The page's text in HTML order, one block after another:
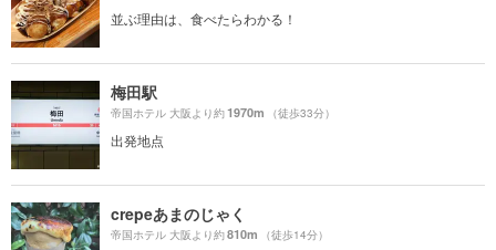
並ぶ理由は、食べたらわかる！
梅田駅
帝国ホテル 大阪より約1970m （徒歩33分）
出発地点
crepeあまのじゃく
帝国ホテル 大阪より約810m （徒歩14分）